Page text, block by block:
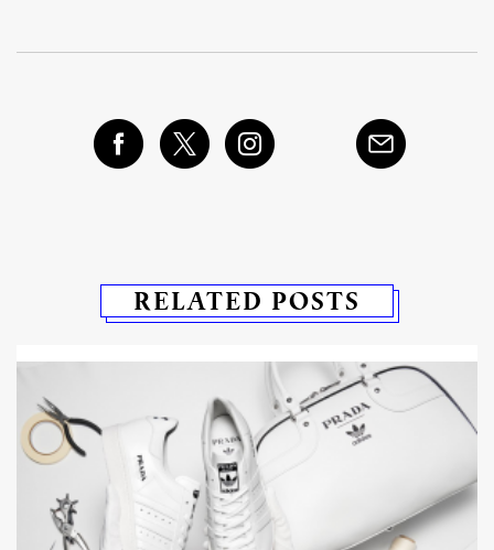
RELATED POSTS